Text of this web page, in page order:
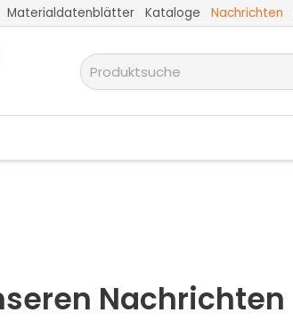
Materialdatenblätter Kataloge Nachrichten
Nachrichten